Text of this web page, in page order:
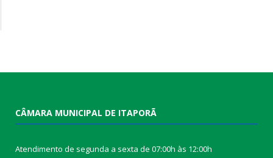
CÂMARA MUNICIPAL DE ITAPORÃ
Atendimento de segunda a sexta de 07:00h às 12:00h